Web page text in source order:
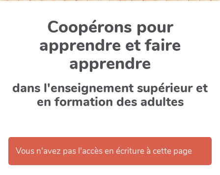
Coopérons pour
apprendre et faire
apprendre
dans l'enseignement supérieur et
en formation des adultes
Vous n'avez pas l'accès en écriture à cette page